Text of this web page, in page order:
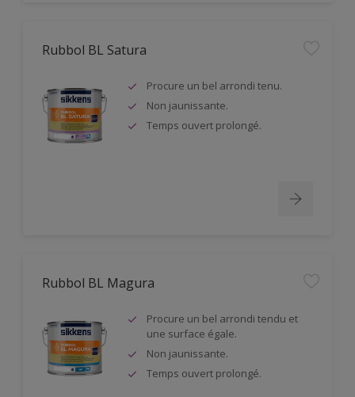
Rubbol BL Satura
Procure un bel arrondi tenu.
Non jaunissante.
Temps ouvert prolongé.
Rubbol BL Magura
Procure un bel arrondi tendu et
une surface égale.
Non jaunissante.
Temps ouvert prolongé.